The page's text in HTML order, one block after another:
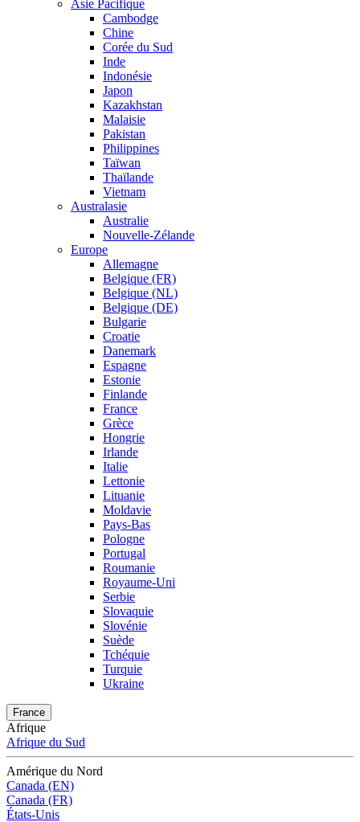
Asie Pacifique
Cambodge
Chine
Corée du Sud
Inde
Indonésie
Japon
Kazakhstan
Malaisie
Pakistan
Philippines
Taïwan
Thaïlande
Vietnam
Australasie
Australie
Nouvelle-Zélande
Europe
Allemagne
Belgique (FR)
Belgique (NL)
Belgique (DE)
Bulgarie
Croatie
Danemark
Espagne
Estonie
Finlande
France
Grèce
Hongrie
Irlande
Italie
Lettonie
Lituanie
Moldavie
Pays-Bas
Pologne
Portugal
Roumanie
Royaume-Uni
Serbie
Slovaquie
Slovénie
Suède
Tchéquie
Turquie
Ukraine
France
Afrique
Afrique du Sud
Amérique du Nord
Canada (EN)
Canada (FR)
États-Unis